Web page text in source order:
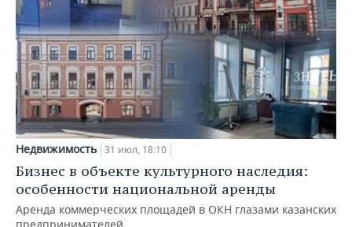
Недвижимость 31 июл, 18:10
Бизнес в объекте культурного наследия:
особенности национальной аренды
Аренда коммерческих площадей в ОКН глазами казанских